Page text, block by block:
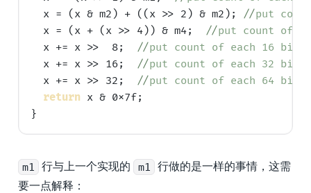
  x = (x & m2) + ((x >> 2) & m2);
//put
  x = (x + (x >> 4)) & m4;
//put count of
  x += x >>  8;
//put count of each 16
  x += x >> 16;
//put count of each 32
  x += x >> 32;
//put count of each 64
return x & 0x7f;
m1 行与上一个实现的 m1
行做的是一样的事情，这需
要一点解释：